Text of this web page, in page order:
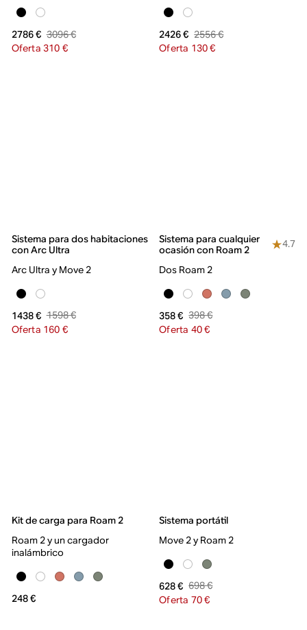
2786 € 3096 €
Oferta 310 €
2426 € 2556 €
Oferta 130 €
Sistema para dos habitaciones
con Arc Ultra
Arc Ultra y Move 2
1438 € 1598 €
Oferta 160 €
Sistema para cualquier
ocasión con Roam 2
4.7
Dos Roam 2
358 € 398 €
Oferta 40 €
Kit de carga para Roam 2
Roam 2 y un cargador
inalámbrico
248 €
Sistema portátil
Move 2 y Roam 2
628 € 698 €
Oferta 70 €